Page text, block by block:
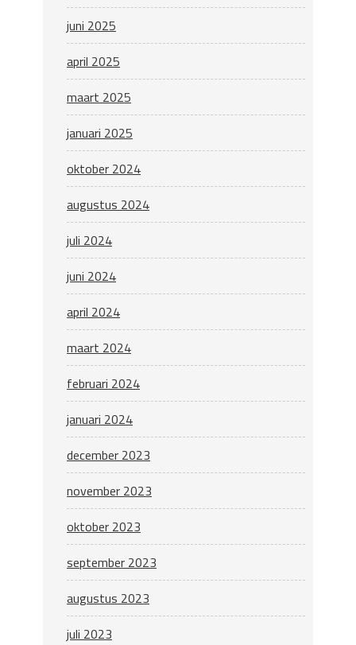
juni 2025
april 2025
maart 2025
januari 2025
oktober 2024
augustus 2024
juli 2024
juni 2024
april 2024
maart 2024
februari 2024
januari 2024
december 2023
november 2023
oktober 2023
september 2023
augustus 2023
juli 2023